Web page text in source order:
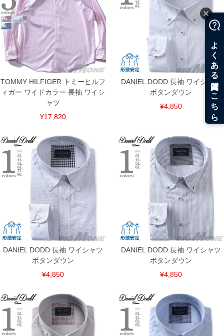
DETAIL
TOMMY HILFIGER トミーヒルフ
ィガー ワイドカラー 長袖 ワイシ
ャツ
¥17,820
DANIEL DODD 長袖 ワイシャツ
ボタンダウン
¥4,850
DANIEL DODD 長袖 ワイシャツ
ボタンダウン
¥4,850
DANIEL DODD 長袖 ワイシャツ
ボタンダウン
¥4,850